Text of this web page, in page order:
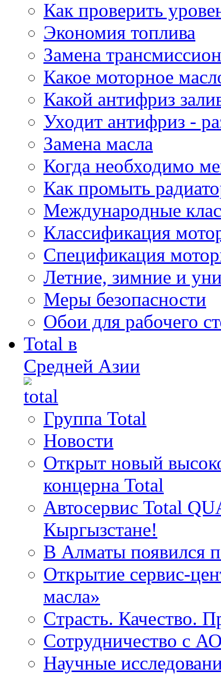
Как проверить
Экономия топлива
Замена
Какое моторное
Какой антифриз
Уходит антифриз -
Замена масла
Когда необходимо
Как промыть
Международные
Классификация
Спецификация
Летние, зимние и
Меры безопасности
Обои для рабочего
Total в
Средней Азии
Группа Total
Новости
Открыт новый
концерна Total
Автосервис Total
Кыргызстане!
В Алматы появился
Открытие сервис-
масла»
Cтрасть. Качество.
Сотрудничество с
Научные